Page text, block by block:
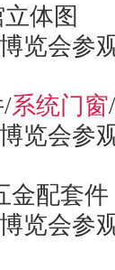
体图
/系统门窗
金配套件